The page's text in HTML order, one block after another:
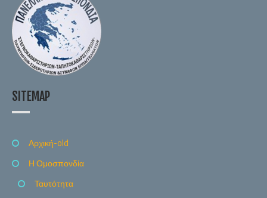
SITEMAP
Αρχική-old
Η Ομοσπονδία
Ταυτότητα